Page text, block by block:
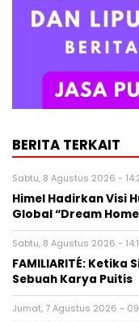
BERITA TERKAIT
Sabtu, 8 Agustus 2026 -
Himel Hadirkan Visi
Global “Dream
Sabtu, 8 Agustus 2026 -
FAMILIARITÉ:
Sebuah Karya Puitis
Jumat, 7 Agustus 2026 -